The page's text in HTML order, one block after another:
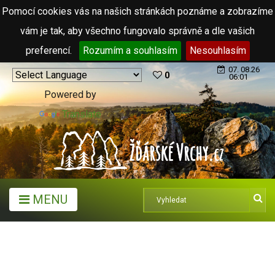
Pomocí cookies vás na našich stránkách poznáme a zobrazíme
vám je tak, aby všechno fungovalo správně a dle vašich
preferencí.
Rozumím a souhlasím Nesouhlasím
Powered by
Translate
0
07. 08.26
06:01
MENU